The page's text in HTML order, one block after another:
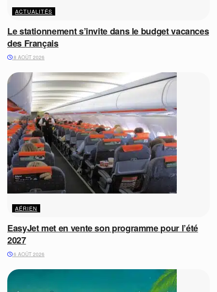
ACTUALITÉS
Le stationnement s’invite dans le budget vacances
des Français
8 AOÛT 2026
AÉRIEN
EasyJet met en vente son programme pour l’été
2027
6 AOÛT 2026